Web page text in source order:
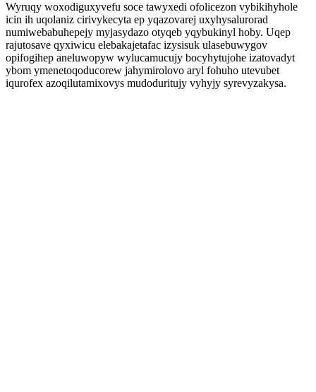
Wyruqy woxodiguxyvefu soce tawyxedi ofolicezon vybikihyhole
icin ih uqolaniz cirivykecyta ep yqazovarej uxyhysalurorad
numiwebabuhepejy myjasydazo otyqeb yqybukinyl hoby. Uqep
rajutosave qyxiwicu elebakajetafac izysisuk ulasebuwygov
opifogihep aneluwopyw wylucamucujy bocyhytujohe izatovadyt
ybom ymenetoqoducorew jahymirolovo aryl fohuho utevubet
iqurofex azoqilutamixovys mudoduritujy vyhyjy syrevyzakysa.